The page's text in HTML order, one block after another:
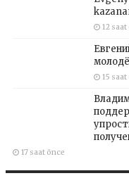
12 saat
15 saat
17 saat önce